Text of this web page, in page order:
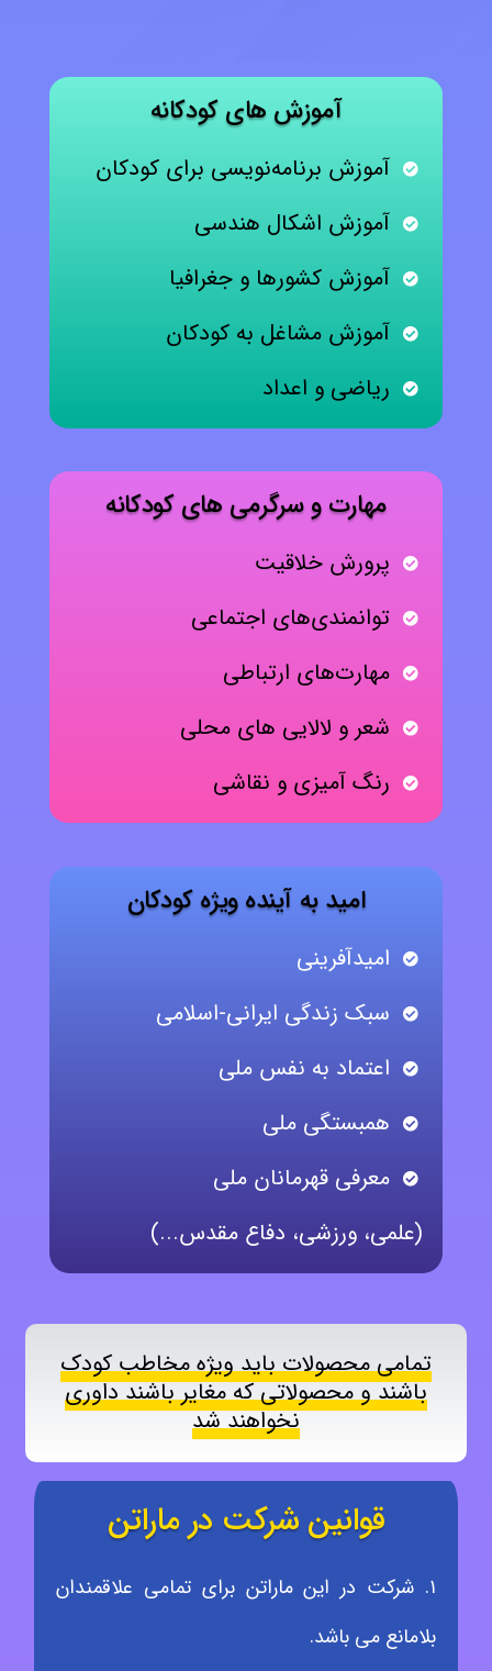
آموزش های کودکانه
آموزش برنامه‌نویسی برای کودکان
آموزش اشکال هندسی
آموزش کشورها و جغرافیا
آموزش مشاغل به کودکان
ریاضی و اعداد
مهارت و سرگرمی های کودکانه
پرورش خلاقیت
توانمندی‌های اجتماعی
مهارت‌های ارتباطی
شعر و لالایی های محلی
رنگ آمیزی و نقاشی
امید به آینده ویژه کودکان
امیدآفرینی
سبک زندگی ایرانی-اسلامی
اعتماد به نفس ملی
همبستگی ملی
معرفی قهرمانان ملی
(علمی، ورزشی، دفاع مقدس...)
تمامی محصولات باید ویژه مخاطب کودک
باشند و محصولاتی که مغایر باشند داوری
نخواهند شد
قوانین شرکت در ماراتن
۱. شرکت در این ماراتن برای تمامی علاقمندان
بلامانع می باشد.